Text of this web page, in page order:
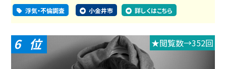
浮気・不倫調査 小金井市 詳しくはこちら
6 ★閲覧数→352回